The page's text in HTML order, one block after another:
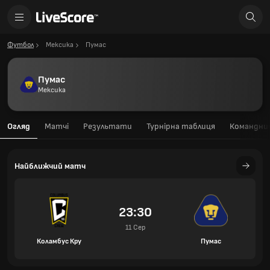
Футбол Мексика Пумас
Пумас
Мексика
Огляд Матчі Результати Турнірна таблиця
Найближчий матч
Коламбус Кру
23:30
11 Сер
Пумас